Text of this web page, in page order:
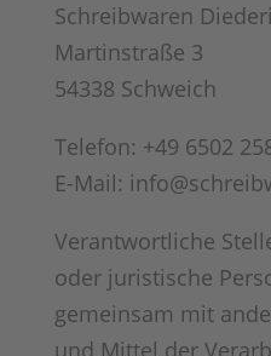
Schreibwaren
Martinstraße 3
54338 Schweich
Telefon: +49 6502
E-Mail:
Verantwortliche
oder juristische
gemeinsam mit
und Mittel der